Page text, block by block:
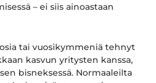
– ei siis ainoastaan
tai vuosikymmeniä tehnyt
kasvun yritysten kanssa,
bisneksessä. Normaaleilta